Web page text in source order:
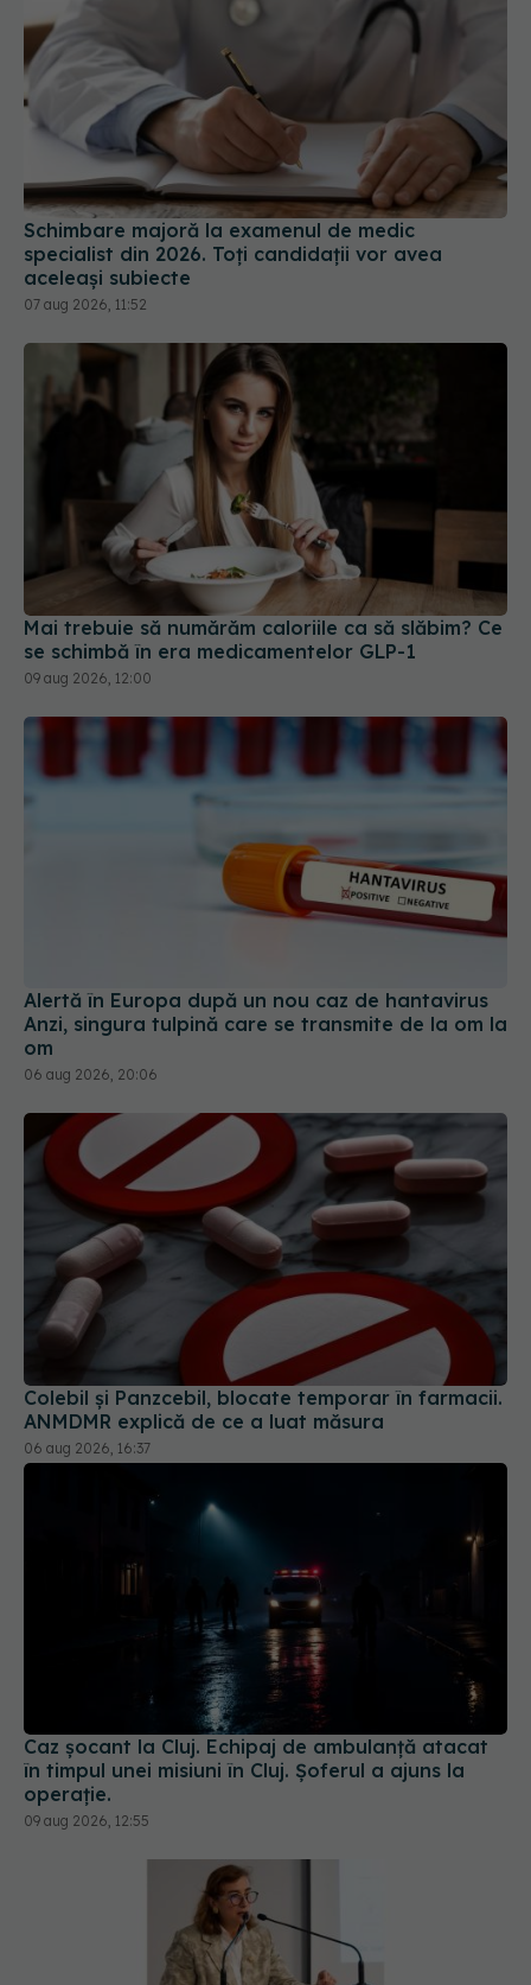
Schimbare majoră la examenul de medic
specialist din 2026. Toți candidații vor avea
aceleași subiecte
07 aug 2026, 11:52
Mai trebuie să numărăm caloriile ca să slăbim? Ce
se schimbă în era medicamentelor GLP-1
09 aug 2026, 12:00
Alertă în Europa după un nou caz de hantavirus
Anzi, singura tulpină care se transmite de la om la
om
06 aug 2026, 20:06
Colebil și Panzcebil, blocate temporar în farmacii.
ANMDMR explică de ce a luat măsura
06 aug 2026, 16:37
Caz șocant la Cluj. Echipaj de ambulanță atacat
în timpul unei misiuni în Cluj. Șoferul a ajuns la
operație.
09 aug 2026, 12:55